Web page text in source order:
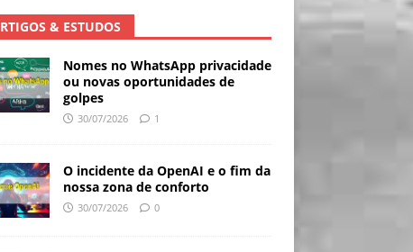
& ESTUDOS
Nomes no WhatsApp privacidade
ou novas oportunidades de
golpes
30/07/2026 1
O incidente da OpenAI e o fim da
nossa zona de conforto
30/07/2026 0